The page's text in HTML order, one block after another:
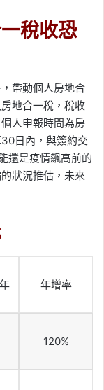
稅收恐
帶動個人房地合
地合一稅，稅收
人申報時間為房
日內，與簽約交
還是疫情飆高前的
狀況推估，未來
年增率
120%